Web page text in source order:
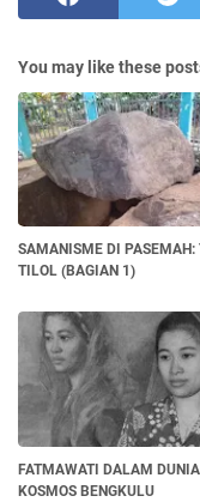
You may like these
SAMANISME DI PASEMAH:
TILOL (BAGIAN 1)
FATMAWATI DALAM DUNIA
KOSMOS BENGKULU